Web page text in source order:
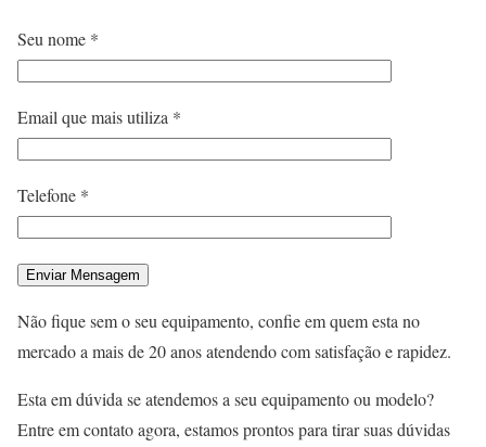
Seu nome *
Email que mais utiliza *
Telefone *
Não fique sem o seu equipamento, confie em quem esta no
mercado a mais de 20 anos atendendo com satisfação e rapidez.
Esta em dúvida se atendemos a seu equipamento ou modelo?
Entre em contato agora, estamos prontos para tirar suas dúvidas